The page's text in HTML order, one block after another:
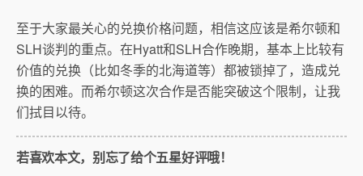
至于大家最关心的兑换价格问题，相信这应该是希尔顿和
SLH谈判的重点。在Hyatt和SLH合作晚期，基本上比较有
价值的兑换（比如冬季的北海道等）都被锁掉了，造成兑
换的困难。而希尔顿这次合作是否能突破这个限制，让我
们拭目以待。
若喜欢本文，别忘了给个五星好评哦！